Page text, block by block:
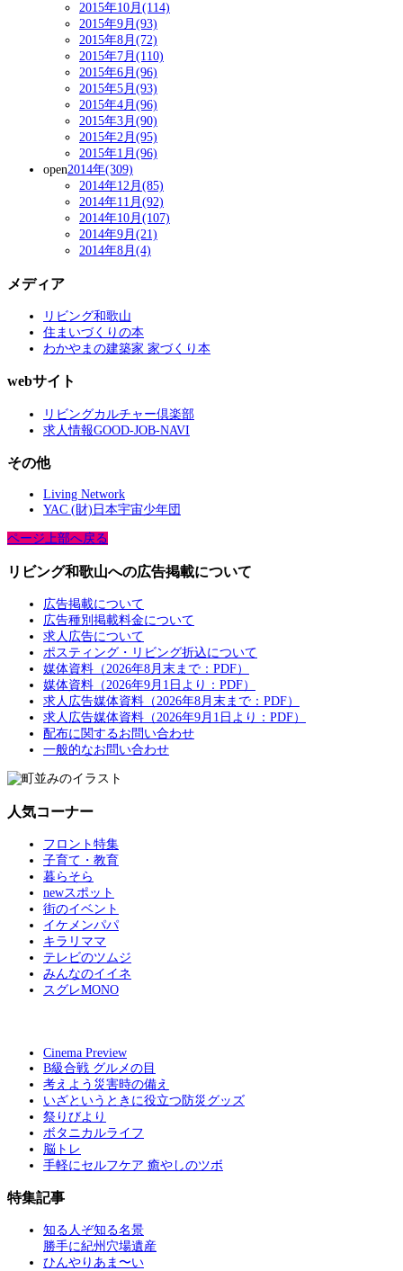
2015年10月(114)
2015年9月(93)
2015年8月(72)
2015年7月(110)
2015年6月(96)
2015年5月(93)
2015年4月(96)
2015年3月(90)
2015年2月(95)
2015年1月(96)
open2014年(309)
2014年12月(85)
2014年11月(92)
2014年10月(107)
2014年9月(21)
2014年8月(4)
メディア
リビング和歌山
住まいづくりの本
わかやまの建築家 家づくり本
webサイト
リビングカルチャー倶楽部
求人情報GOOD-JOB-NAVI
その他
Living Network
YAC (財)日本宇宙少年団
ページ上部へ戻る
リビング和歌山への広告掲載について
広告掲載について
広告種別掲載料金について
求人広告について
ポスティング・リビング折込について
媒体資料（2026年8月末まで：PDF）
媒体資料（2026年9月1日より：PDF）
求人広告媒体資料（2026年8月末まで：PDF）
求人広告媒体資料（2026年9月1日より：PDF）
配布に関するお問い合わせ
一般的なお問い合わせ
人気コーナー
フロント特集
子育て・教育
暮らそら
newスポット
街のイベント
イケメンパパ
キラリママ
テレビのツムジ
みんなのイイネ
スグレMONO
Cinema Preview
B級合戦 グルメの目
考えよう災害時の備え
いざというときに役立つ防災グッズ
祭りびより
ボタニカルライフ
脳トレ
手軽にセルフケア 癒やしのツボ
特集記事
知る人ぞ知る名景
勝手に紀州穴場遺産
ひんやりあま〜い